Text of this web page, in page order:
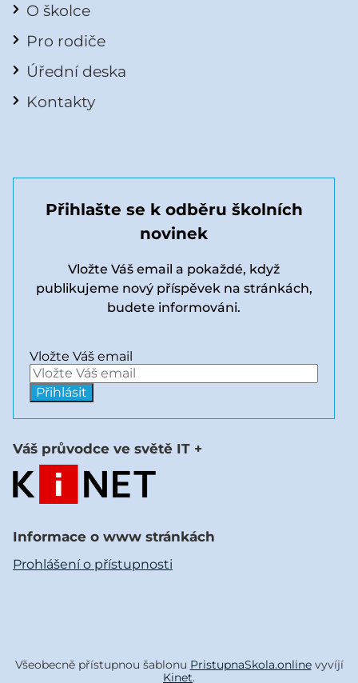
O školce
Pro rodiče
Úřední deska
Kontakty
Přihlašte se k odběru školních
novinek
Vložte Váš email a pokaždé, když
publikujeme nový příspěvek na stránkách,
budete informováni.
Vložte Váš email
Váš průvodce ve světě IT +
Informace o www stránkách
Prohlášení o přístupnosti
Všeobecně přístupnou šablonu PristupnaSkola.onlinevyvíjí
Kinet.